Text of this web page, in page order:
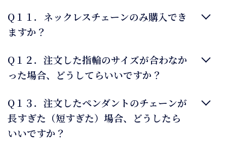
Q１１．ネックレスチェーンのみ購入でき
ますか？
Q１２．注文した指輪のサイズが合わなか
った場合、どうしてらいいですか？
Q１３．注文したペンダントのチェーンが
長すぎた（短すぎた）場合、どうしたら
いいですか？